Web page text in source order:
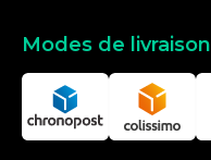
Modes de livraison